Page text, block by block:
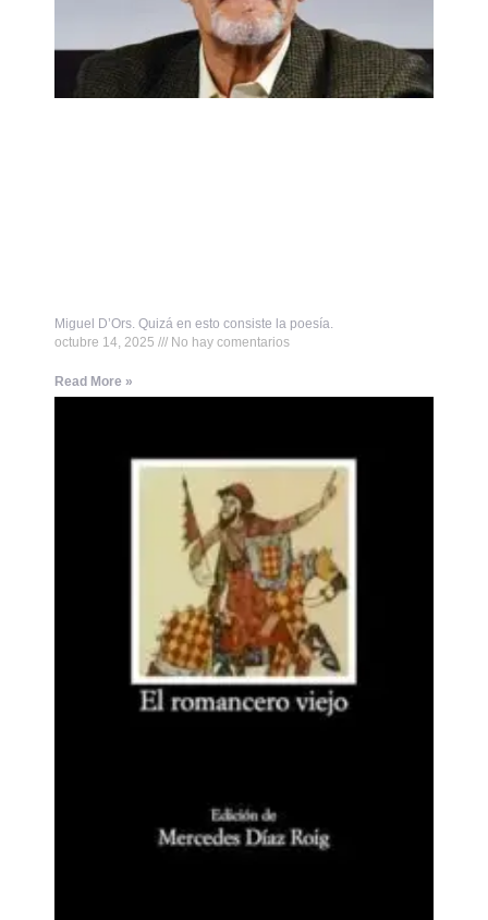
Miguel D’Ors. Quizá en esto consiste la poesía.
octubre 14, 2025
No hay comentarios
Read More »